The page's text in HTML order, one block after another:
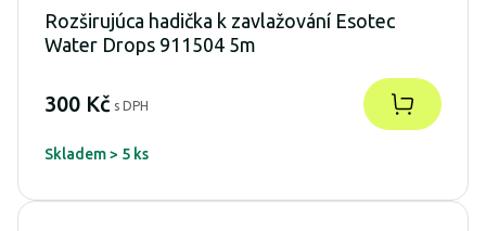
Rozširujúca hadička k zavlažování Esotec
Water Drops 911504 5m
300 Kč s DPH
Skladem > 5 ks